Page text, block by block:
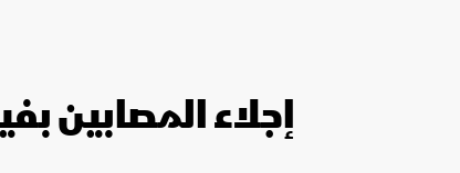
إجلاء المصابين